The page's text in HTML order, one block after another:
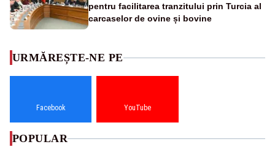
pentru facilitarea tranzitului prin Turcia al
carcaselor de ovine și bovine
URMĂREȘTE-NE PE
Facebook YouTube
POPULAR